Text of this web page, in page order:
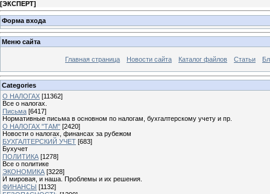
[ЭКСПЕРТ]
Форма входа
Меню сайта
Главная страница Новости сайта Каталог файлов Статьи
Categories
О НАЛОГАХ [11362]
Все о налогах.
Письма [6417]
Нормативные письма в основном по налогам, бухгалтерскому учету и пр.
О НАЛОГАХ "ТАМ" [2420]
Новости о налогах, финансах за рубежом
БУХГАЛТЕРСКИЙ УЧЕТ [683]
Бухучет
ПОЛИТИКА [1278]
Все о политике
ЭКОНОМИКА [3228]
И мировая, и наша. Проблемы и их решения.
ФИНАНСЫ [1132]